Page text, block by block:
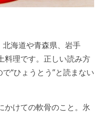
北海道や青森県、岩手
料理です。正しい読み方
“ひょうとう”と読まない
かけての軟骨のこと。氷